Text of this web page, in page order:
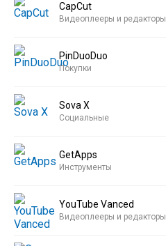
CapCut
Видеоплееры и редакторы
PinDuoDuo
Покупки
Sova X
Социальные
GetApps
Инструменты
YouTube Vanced
Видеоплееры и редакторы